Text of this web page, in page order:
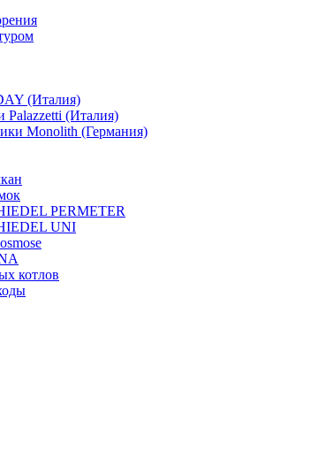
(Италия)
Palazzetti (Италия)
Monolith (Германия)
PERMETER
UNI
котлов